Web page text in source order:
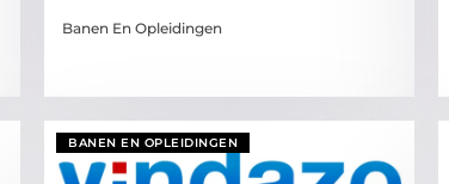
Banen En Opleidingen
BANEN EN OPLEIDINGEN